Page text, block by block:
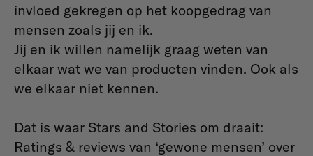
invloed gekregen op het koopgedrag van
mensen zoals jij en ik.
Jij en ik willen namelijk graag weten van
elkaar wat we van producten vinden. Ook als
we elkaar niet kennen.
Dat is waar Stars and Stories om draait:
Ratings & reviews van ‘gewone mensen’ over